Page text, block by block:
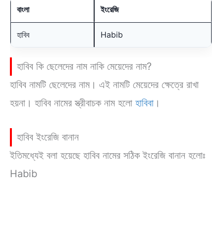
বাংলা ইংরেজি
হাবিব Habib
হাবিব কি ছেলেদের নাম নাকি মেয়েদের নাম?
হাবিব নামটি ছেলেদের নাম। এই নামটি মেয়েদের ক্ষেত্রে রাখা
হয়না। হাবিব নামের স্ত্রীবাচক নাম হলো হাবিবা ।
হাবিব ইংরেজি বানান
ইতিমধ্যেই বলা হয়েছে হাবিব নামের সঠিক ইংরেজি বানান হলোঃ
Habib